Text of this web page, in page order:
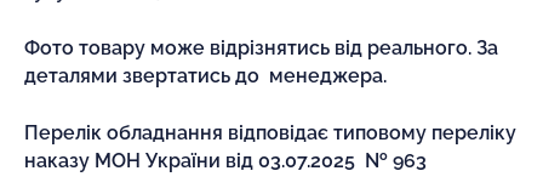
Фото товару може відрізнятись від реального. За
деталями звертатись до менеджера.
Перелік обладнання відповідає типовому переліку
наказу МОН України від 03.07.2025 № 963